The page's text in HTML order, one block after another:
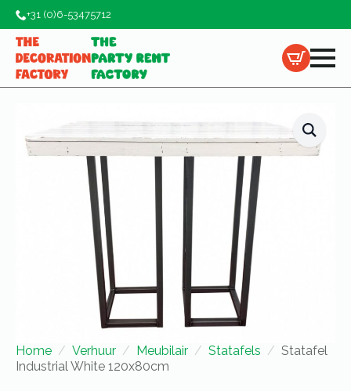
+31 (0)6-53475712
Home Verhuur Meubilair Statafels
Statafel
Industrial White 120x80cm